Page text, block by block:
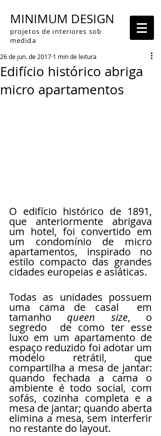
MINIMUM DESIGN
projetos de interiores sob
medida
Edifício histórico abriga
micro apartamentos
26 de jun. de 2017 1 min de leitura
O edifício histórico de 1891,
que anteriormente abrigava
um hotel, foi convertido em
um condomínio de micro
apartamentos, inspirado no
estilo compacto das grandes
cidades europeias e asiáticas.
Todas as unidades possuem
uma cama de casal  em
tamanho queen size, o
segredo  de como ter esse
luxo em um apartamento de
espaço reduzido foi adotar um
modelo retrátil, que
compartilha a mesa de jantar:
quando fechada a cama o
ambiente é todo social, com
sofás, cozinha completa e a
mesa de jantar; quando aberta
elimina a mesa, sem interferir
no restante do layout.